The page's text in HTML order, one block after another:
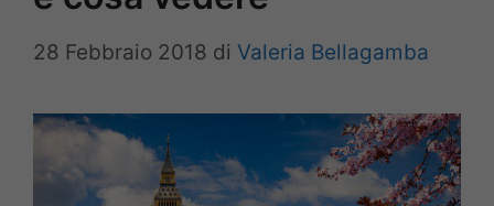
28 Febbraio 2018 di Valeria Bellagamba